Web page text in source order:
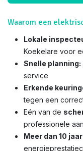
Waarom een
Lokale
Koekelare voor
Snelle planning:
service
Erkende
tegen een
Eén van de
professionele
Meer dan 10